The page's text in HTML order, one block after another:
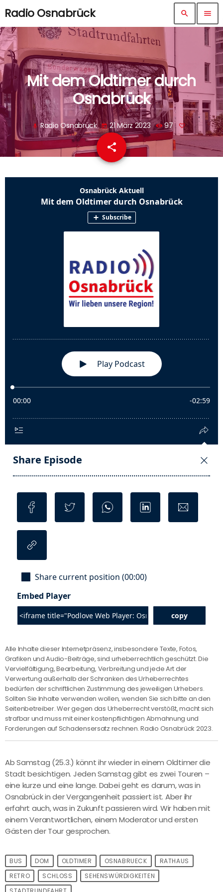
Radio Osnabrück search menu
Mit dem Oldtimer durch
Osnabrück
mic Radio Osnabrück today 21 März 2023 97
share
email
Alle Inhalte dieser Internetpräsenz, insbesondere Texte, Fotos,
Grafiken und Audio-Beiträge, sind urheberrechtlich geschützt. Die
Vervielfältigung, Bearbeitung, Verbreitung und jede Art der
Verwertung außerhalb der Schranken des Urheberrechtes
bedürfen der schriftlichen Zustimmung des jeweiligen Urhebers.
Sollten Sie Inhalte verwenden wollen, wenden Sie sich bitte an den
Seitenbetreiber. Wer gegen das Urheberrecht verstößt, macht sich
strafbar und muss mit einer kostenpflichtigen Abmahnung und
Forderungen auf Schadensersatz rechnen. Radio Osnabrück 2023.
Ab Samstag (25.3.) könnt ihr wieder in einem Oldtimer die
Stadt besichtigen. Jeden Samstag gibt es zwei Touren –
eine kurze und eine lange. Dabei geht es darum, was in
Osnabrück in der Vergangenheit passiert ist. Aber ihr
erfahrt auch, was in Zukunft passieren wird. Wir haben mit
einem Verantwortlichen, einem Moderator und ersten
Gästen der Tour gesprochen.
BUS DOM OLDTIMER OSNABRUECK
RATHAUS
RETRO
SCHLOSS
SEHENSWÜRDIGKEITEN